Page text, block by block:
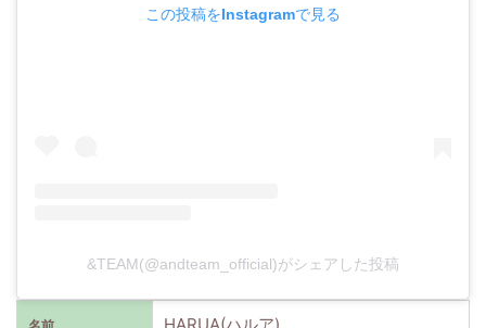
この投稿をInstagramで見る
&TEAM(@andteam_official)がシェアした投稿